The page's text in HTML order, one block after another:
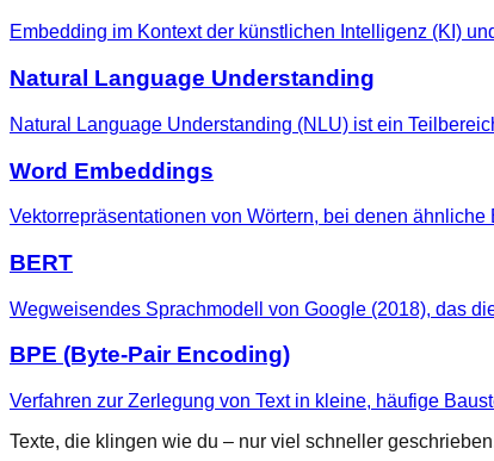
Embedding im Kontext der künstlichen Intelligenz (KI)
Natural Language Understanding
Natural Language Understanding (NLU) ist ein
Word Embeddings
Vektorrepräsentationen von Wörtern, bei denen
BERT
Wegweisendes Sprachmodell von Google (2018), das
BPE (Byte-Pair Encoding)
Verfahren zur Zerlegung von Text in kleine, häufige
Texte, die klingen wie du – nur viel schneller